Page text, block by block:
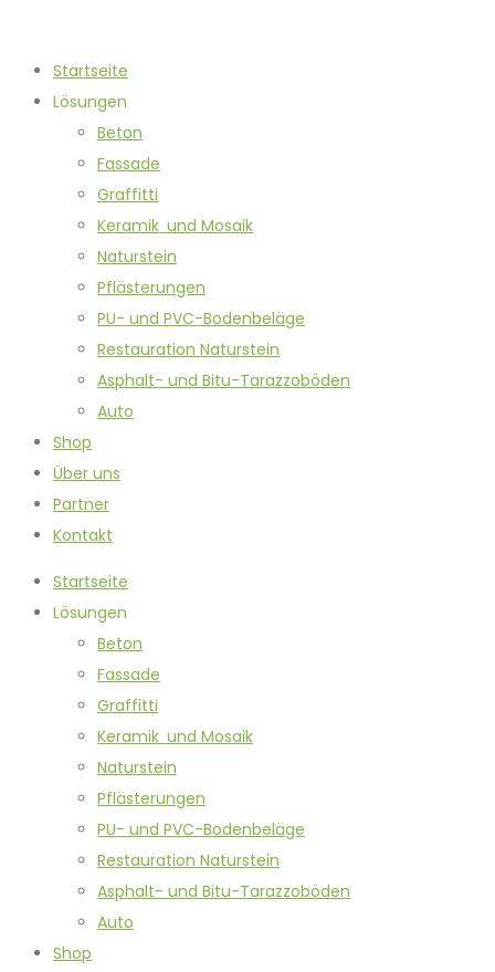
Startseite
Lösungen
Beton
Fassade
Graffitti
Keramik und Mosaik
Naturstein
Pflästerungen
PU- und PVC-Bodenbeläge
Restauration Naturstein
Asphalt- und Bitu-Tarazzoböden
Auto
Shop
Über uns
Partner
Kontakt
Startseite
Lösungen
Beton
Fassade
Graffitti
Keramik und Mosaik
Naturstein
Pflästerungen
PU- und PVC-Bodenbeläge
Restauration Naturstein
Asphalt- und Bitu-Tarazzoböden
Auto
Shop